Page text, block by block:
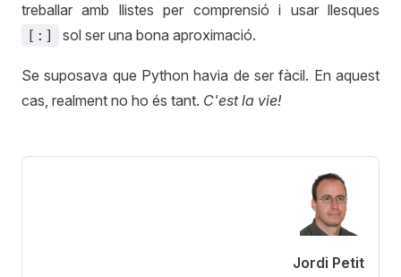
treballar amb llistes per comprensió i usar llesques
[:] sol ser una bona aproximació.
Se suposava que Python havia de ser fàcil. En aquest
cas, realment no ho és tant. C'est la vie!
Jordi Petit